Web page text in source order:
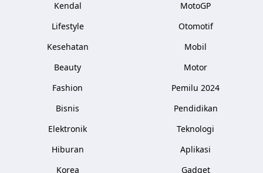
Kendal
Lifestyle
Kesehatan
Beauty
Fashion
Bisnis
Elektronik
Hiburan
Korea
MotoGP
Otomotif
Mobil
Motor
Pemilu 2024
Pendidikan
Teknologi
Aplikasi
Gadget